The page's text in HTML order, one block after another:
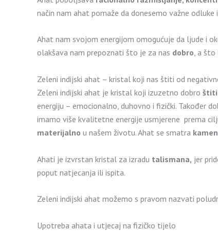
način nam ahat pomaže da donesemo važne
Ahat nam svojom energijom omogućuje da ljude i
olakšava nam prepoznati što je za nas dobro, a što
Zeleni indijski ahat – kristal koji nas štiti od
Zeleni indijski ahat je kristal koji izuzetno dobro štiti
energiju – emocionalno, duhovno i fizički. Također
imamo više kvalitetne energije usmjerene prema
materijalno u našem životu. Ahat se smatra
Ahati je izvrstan kristal za izradu talismana, jer
poput natjecanja ili ispita.
Zeleni indijski ahat možemo s pravom nazvati
Upotreba ahata i utjecaj na fizičko tijelo